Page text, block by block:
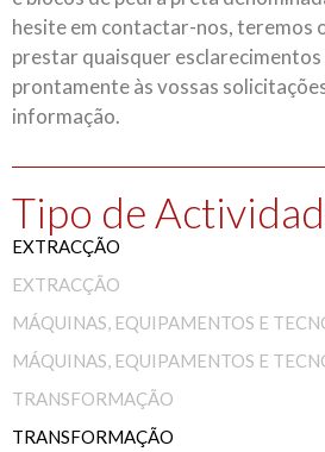
hesite em contactar-nos, teremos
prestar quaisquer
prontamente às vossas
informação.
Tipo de
EXTRACÇÃO
EXTRACÇÃO
MÁQUINAS, EQUIPAMENTOS E
MÁQUINAS, EQUIPAMENTOS E
TRANSFORMAÇÃO
TRANSFORMAÇÃO